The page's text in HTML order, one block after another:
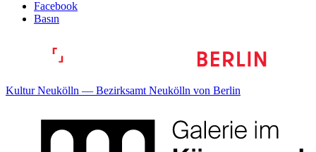
Facebook
Basın
Kultur Neukölln — Bezirksamt Neukölln von Berlin